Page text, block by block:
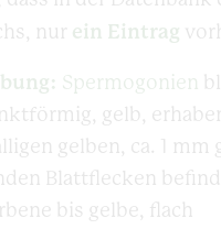
, nur ein Eintrag
Spermogonien
gelb,
gelben, ca. 1 mm
Blattflecken
bis gelbe, flach